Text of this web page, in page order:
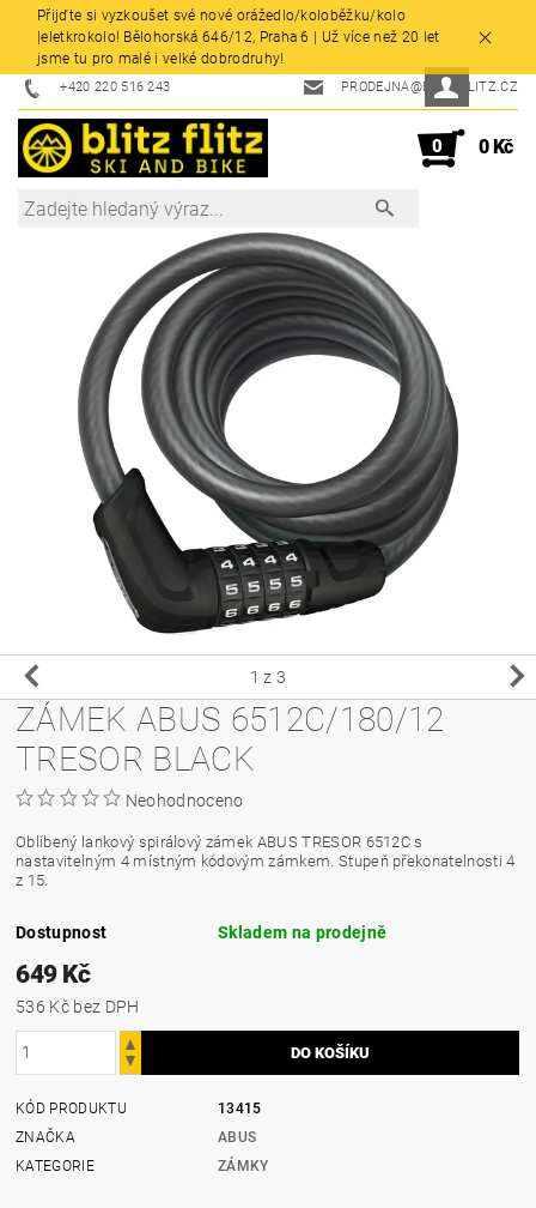
Přijďte si vyzkoušet své nové orážedlo/koloběžku/kolo
|eletkrokolo! Bělohorská 646/12, Praha 6 | Už více než 20 let
jsme tu pro malé i velké dobrodruhy!
+420 220 516 243 PRODEJNA@BLITZFLITZ.CZ
0 0 Kč
1 z 3
ZÁMEK ABUS 6512C/180/12
TRESOR BLACK
Neohodnoceno
Oblíbený lankový spirálový zámek ABUS TRESOR 6512C s
nastavitelným 4 místným kódovým zámkem. Stupeň překonatelnosti 4
z 15.
Dostupnost Skladem na prodejně
649 Kč
536 Kč bez DPH
KÓD PRODUKTU
13415
ZNAČKA
ABUS
KATEGORIE
ZÁMKY